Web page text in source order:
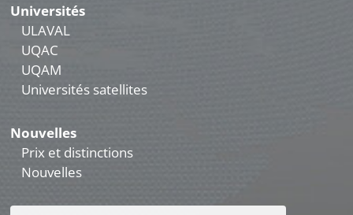
Universités
ULAVAL
UQAC
UQAM
Universités satellites
Nouvelles
Prix et distinctions
Nouvelles